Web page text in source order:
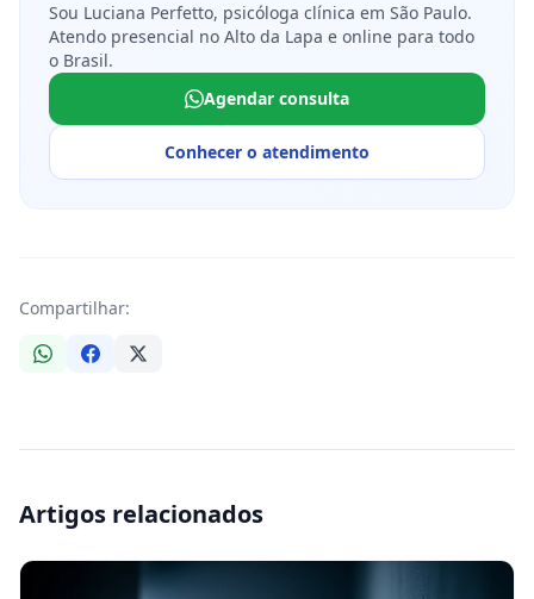
Sou Luciana Perfetto, psicóloga clínica em São Paulo.
Atendo presencial no Alto da Lapa e online para todo
o Brasil.
Agendar consulta
Conhecer o atendimento
Compartilhar:
Artigos relacionados